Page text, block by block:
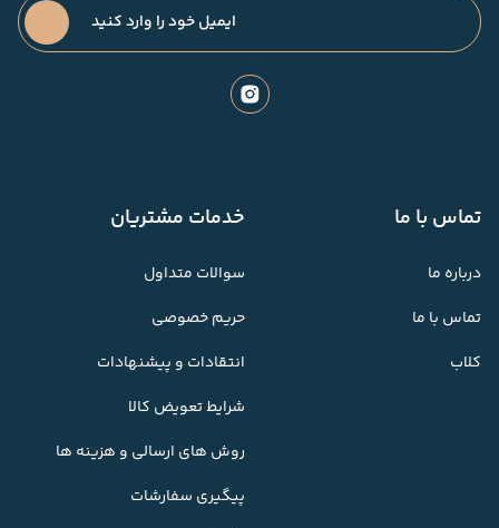
تماس با ما
درباره ما
تماس با ما
کلاب
خدمات مشتریان
سوالات متداول
حریم خصوصی
انتقادات و پیشنهادات
شرایط تعویض کالا
روش های ارسالی و هزینه ها
پیگیری سفارشات